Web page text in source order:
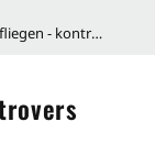
Wenn die Fetzen fliegen - kontrovers diskutierte Filme